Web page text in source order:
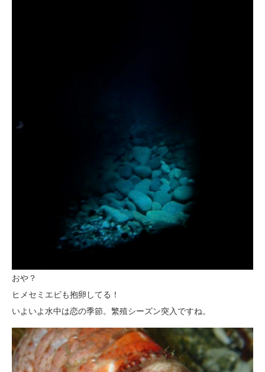
おや？
ヒメセミエビも抱卵してる！
いよいよ水中は恋の季節。繁殖シーズン突入ですね。